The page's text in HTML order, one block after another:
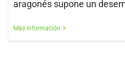
aragonés supone un
Más información